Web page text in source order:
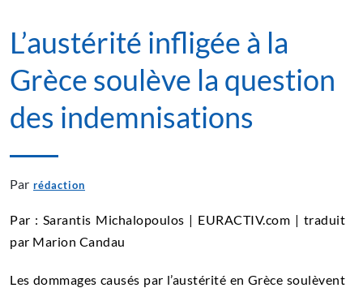
L’austérité infligée à la
Grèce soulève la question
des indemnisations
Par rédaction
Par : Sarantis Michalopoulos | EURACTIV.com | traduit
par Marion Candau
Les dommages causés par l’austérité en Grèce soulèvent